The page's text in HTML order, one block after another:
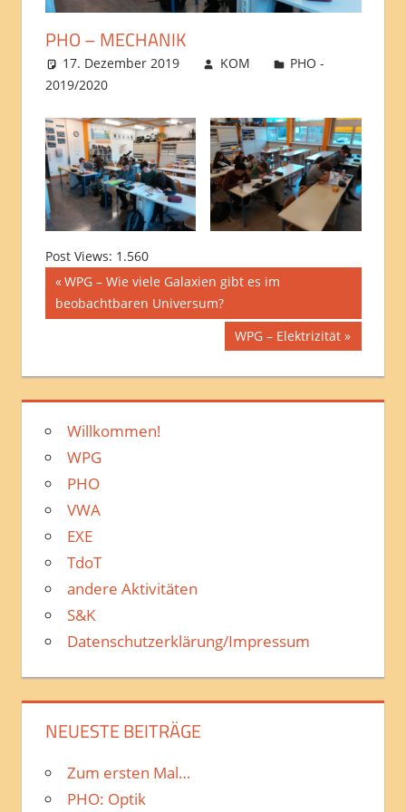
PHO – MECHANIK
17. Dezember 2019 KOM
PHO -
2019/2020
Post Views: 1.560
Beitragsnavigation
Vorheriger
Beitrag:
WPG – Wie viele Galaxien gibt es im
beobachtbaren Universum?
Nächster
Beitrag:
WPG – Elektrizität
Willkommen!
WPG
PHO
VWA
EXE
TdoT
andere Aktivitäten
S&K
Datenschutzerklärung/Impressum
NEUESTE BEITRÄGE
Zum ersten Mal…
PHO: Optik